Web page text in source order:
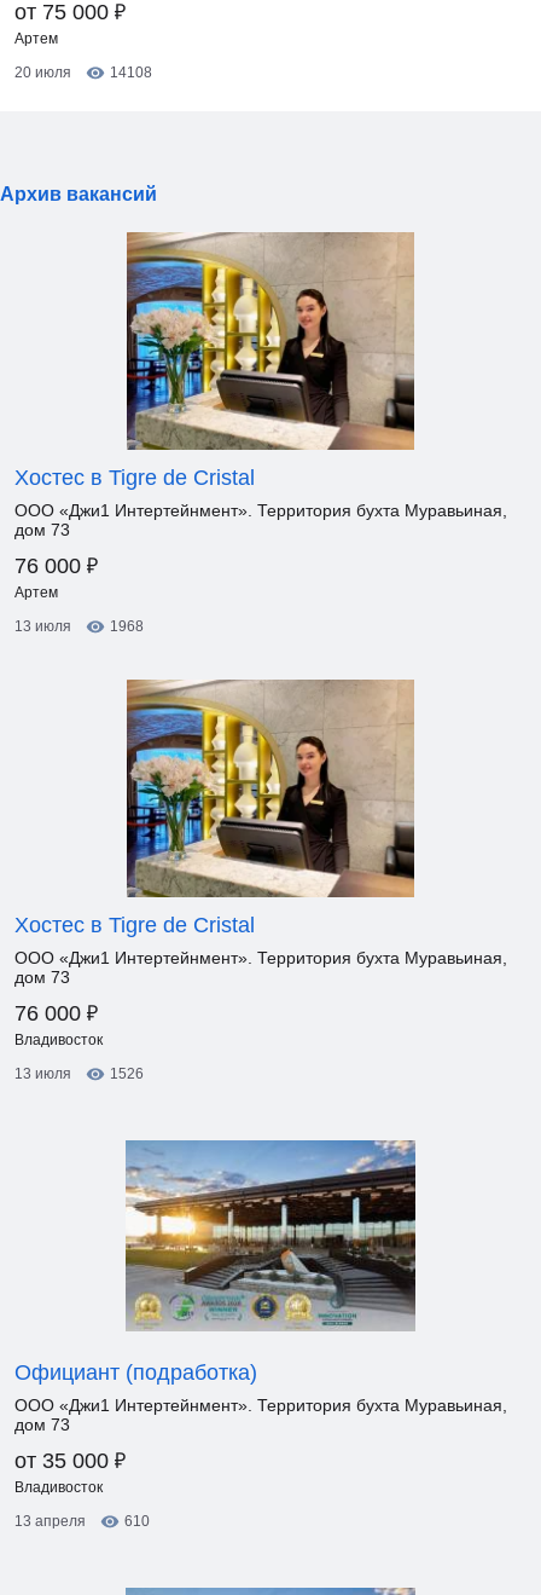
от 75 000 ₽
Артем
20 июля
14108
Архив вакансий
Хостес в Tigre de Cristal
ООО «Джи1 Интертейнмент». Территория бухта Муравьиная,
дом 73
76 000 ₽
Артем
13 июля
1968
Хостес в Tigre de Cristal
ООО «Джи1 Интертейнмент». Территория бухта Муравьиная,
дом 73
76 000 ₽
Владивосток
13 июля
1526
Официант (подработка)
ООО «Джи1 Интертейнмент». Территория бухта Муравьиная,
дом 73
от 35 000 ₽
Владивосток
13 апреля
610